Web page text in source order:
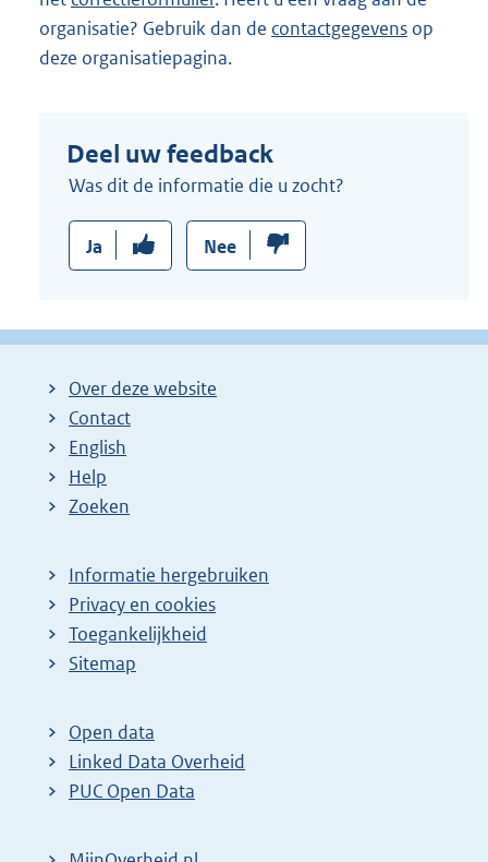
organisatie? Gebruik dan de contactgegevens op
deze organisatiepagina.
Deel uw feedback
Was dit de informatie die u zocht?
Ja Nee
Over deze website
Contact
English
Help
Zoeken
Informatie hergebruiken
Privacy en cookies
Toegankelijkheid
Sitemap
Open data
Linked Data Overheid
PUC Open Data